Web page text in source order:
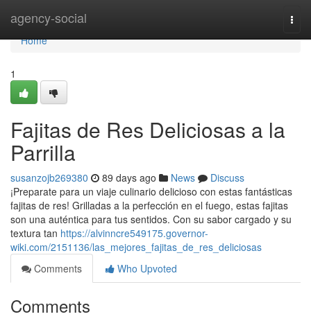
agency-social
Home
Home
1
Fajitas de Res Deliciosas a la
Parrilla
susanzojb269380 89 days ago News
Discuss
¡Preparate para un viaje culinario delicioso con estas fantásticas
fajitas de res! Grilladas a la perfección en el fuego, estas fajitas
son una auténtica para tus sentidos. Con su sabor cargado y su
textura tan https://alvinncre549175.governor-
wiki.com/2151136/las_mejores_fajitas_de_res_deliciosas
Comments
Who Upvoted
Comments